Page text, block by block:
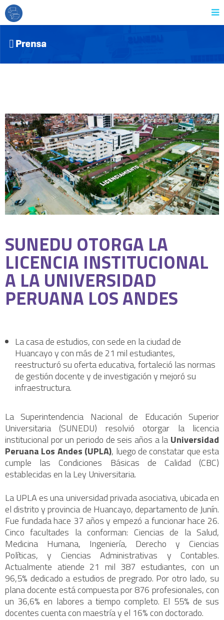
SUNEDU OTORGA LA
LICENCIA INSTITUCIONAL
A LA UNIVERSIDAD
PERUANA LOS ANDES
La casa de estudios, con sede en la ciudad de
Huancayo y con más de 21 mil estudiantes,
reestructuró su oferta educativa, fortaleció las normas
de gestión docente y de investigación y mejoró su
infraestructura.
La Superintendencia Nacional de Educación Superior
Universitaria (SUNEDU) resolvió otorgar la licencia
institucional por un periodo de seis años a la Universidad
Peruana Los Andes (UPLA), luego de constatar que esta
cumple las Condiciones Básicas de Calidad (CBC)
establecidas en la Ley Universitaria.
La UPLA es una universidad privada asociativa, ubicada en
el distrito y provincia de Huancayo, departamento de Junín.
Fue fundada hace 37 años y empezó a funcionar hace 26.
Cinco facultades la conforman: Ciencias de la Salud,
Medicina Humana, Ingeniería, Derecho y Ciencias
Políticas, y Ciencias Administrativas y Contables.
Actualmente atiende 21 mil 387 estudiantes, con un
96,5% dedicado a estudios de pregrado. Por otro lado, su
plana docente está compuesta por 876 profesionales, con
un 36,6% en labores a tiempo completo. El 55% de sus
docentes cuenta con maestría y el 16% con doctorado.